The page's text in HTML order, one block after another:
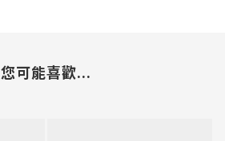
您可能喜歡...